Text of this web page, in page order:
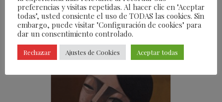
Gaa Gallery Russell Tyler
preferencias y visitas repetidas. Al hacer clic en "Aceptar
todas", usted consiente el uso de TODAS las cookies. Sin
embargo, puede visitar "Configuración de cookies" para
dar un consentimiento controlado.
Rechazar Ajustes de Cookies Aceptar todas